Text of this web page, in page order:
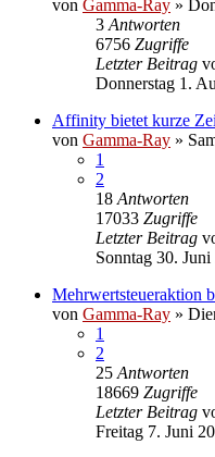
von Gamma-Ray »
3 Antworten
6756 Zugriffe
Letzter Beitrag
Donnerstag 1.
Affinity bietet kurze
von Gamma-Ray »
1
2
18 Antworten
17033 Zugriffe
Letzter Beitrag
Sonntag 30.
Mehrwertsteueraktion
von Gamma-Ray »
1
2
25 Antworten
18669 Zugriffe
Letzter Beitrag
Freitag 7. Juni